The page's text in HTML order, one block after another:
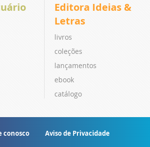
Editora Ideias &
Letras
livros
coleções
lançamentos
ebook
catálogo
conosco Aviso de Privacidade